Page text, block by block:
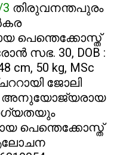
തിരുവനന്തപുരം
പെന്തെക്കോസ്ത്
സഭ. 30, DOB :
cm, 50 kg, MSc
ജോലി
അനുയോജ്യരായ
പെന്തെക്കോസ്ത്